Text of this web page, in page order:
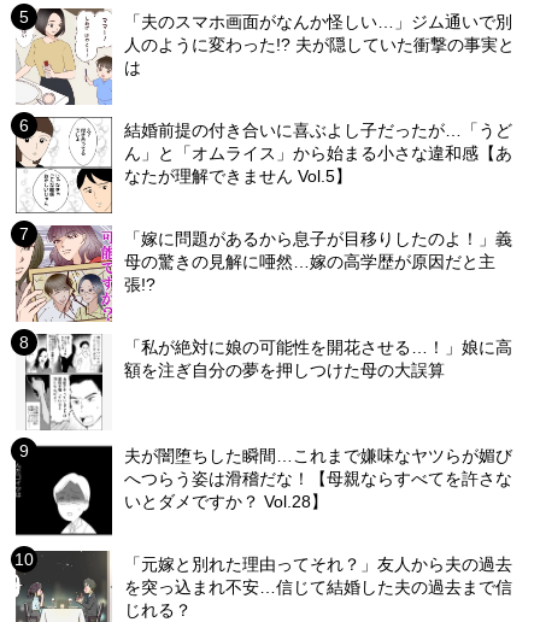
「夫のスマホ画面がなんか怪しい…」ジム通いで別
人のように変わった!? 夫が隠していた衝撃の事実と
は
結婚前提の付き合いに喜ぶよし子だったが…「うど
ん」と「オムライス」から始まる小さな違和感【あ
なたが理解できません Vol.5】
「嫁に問題があるから息子が目移りしたのよ！」義
母の驚きの見解に唖然…嫁の高学歴が原因だと主
張!?
「私が絶対に娘の可能性を開花させる…！」娘に高
額を注ぎ自分の夢を押しつけた母の大誤算
夫が闇堕ちした瞬間…これまで嫌味なヤツらが媚び
へつらう姿は滑稽だな！【母親ならすべてを許さな
いとダメですか？ Vol.28】
「元嫁と別れた理由ってそれ？」友人から夫の過去
を突っ込まれ不安…信じて結婚した夫の過去まで信
じれる？